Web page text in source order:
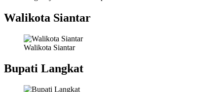
Walikota Siantar
Walikota Siantar
Bupati Langkat